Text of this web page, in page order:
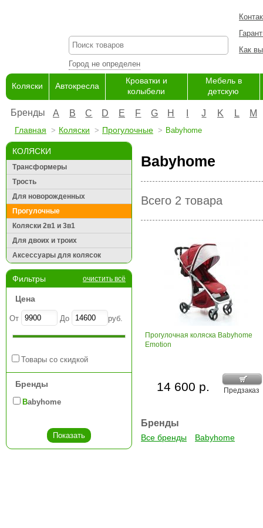
Город не определен
Как
Коляски Автокресла
Кроватки и
колыбели
Мебель в
детскую
Бренды A B C D E F G H J K L M
Главная Коляски Прогулочные Babyhome
КОЛЯСКИ
Трансформеры
Трость
Для новорожденных
Прогулочные
Коляски 2в1 и 3в1
Для двоих и троих
Аксессуары для колясок
Фильтры очистить всё
Цена
От До руб.
Товары со скидкой
Бренды
Babyhome
Babyhome
Всего 2 товара
Прогулочная коляска Babyhome
Emotion
Предзаказ
14 600 р.
Бренды
Все бренды Babyhome